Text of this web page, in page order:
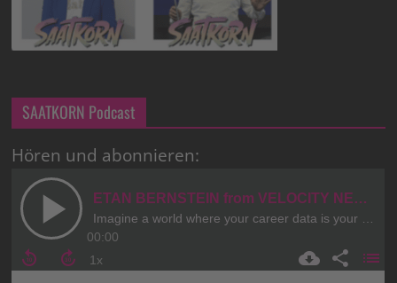
SAATKORN Podcast
Hören und abonnieren: